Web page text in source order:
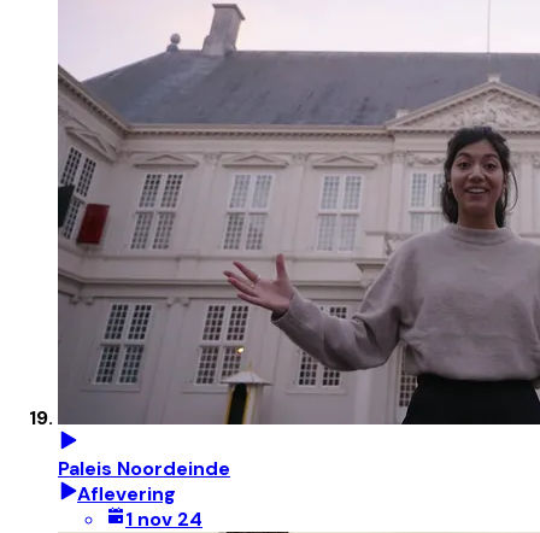
Paleis Noordeinde
Aflevering
1 nov 24